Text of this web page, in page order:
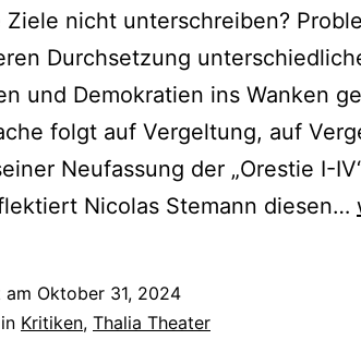
Ziele nicht unterschreiben?
Durchsetzung
und Demokratien ins Wanken
folgt auf Vergeltung, auf
Neufassung der „Orestie I-
Nicolas Stemann diesen…
am Oktober 31, 2024
Kritiken, Thalia Theater